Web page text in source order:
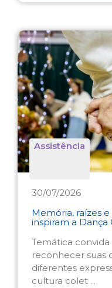
Assistência
30/07/2026
Memória, raízes
inspiram a Dança
Temática
reconhecer suas
diferentes
cultura colet ...